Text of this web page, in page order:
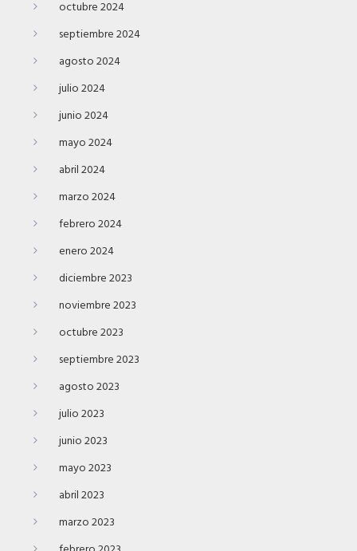
octubre 2024
septiembre 2024
agosto 2024
julio 2024
junio 2024
mayo 2024
abril 2024
marzo 2024
febrero 2024
enero 2024
diciembre 2023
noviembre 2023
octubre 2023
septiembre 2023
agosto 2023
julio 2023
junio 2023
mayo 2023
abril 2023
marzo 2023